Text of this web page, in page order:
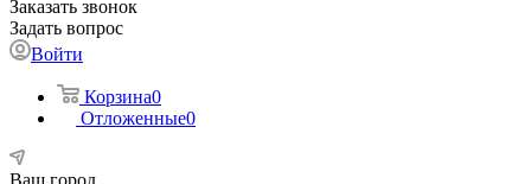
Заказать звонок
Задать вопрос
Войти
Корзина0
Отложенные0
Ваш город